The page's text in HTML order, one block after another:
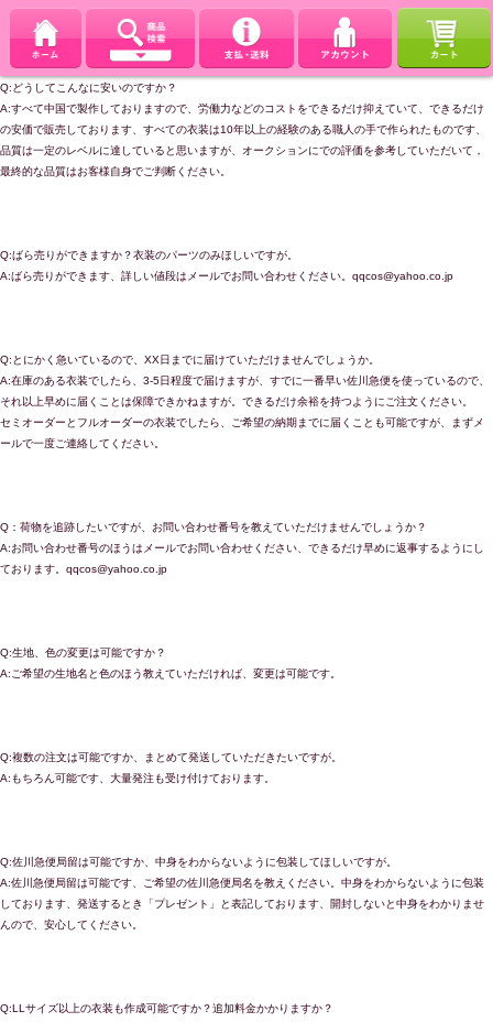
Q:どうしてこんなに安いのですか？
A:すべて中国で製作しておりますので、労働力などのコストをできるだけ抑えていて、できるだけ
の安価で販売しております、すべての衣装は10年以上の経験のある職人の手で作られたものです、
品質は一定のレベルに達していると思いますが、オークションにでの評価を参考していただいて，
最終的な品質はお客様自身でご判断ください。
Q:ばら売りができますか？衣装のパーツのみほしいですが。
A:ばら売りができます、詳しい値段はメールでお問い合わせください。qqcos@yahoo.co.jp
Q:とにかく急いているので、XX日までに届けていただけませんでしょうか。
A:在庫のある衣装でしたら、3-5日程度で届けますが、すでに一番早い佐川急便を使っているので、
それ以上早めに届くことは保障できかねますが。できるだけ余裕を持つようにご注文ください。
セミオーダーとフルオーダーの衣装でしたら、ご希望の納期までに届くことも可能ですが、まずメ
ールで一度ご連絡してください。
Q：荷物を追跡したいですが、お問い合わせ番号を教えていただけませんでしょうか？
A:お問い合わせ番号のほうはメールでお問い合わせください、できるだけ早めに返事するようにし
ております。qqcos@yahoo.co.jp
Q:生地、色の変更は可能ですか？
A:ご希望の生地名と色のほう教えていただければ、変更は可能です。
Q:複数の注文は可能ですか、まとめて発送していただきたいですが。
A:もちろん可能です、大量発注も受け付けております。
Q:佐川急便局留は可能ですか、中身をわからないように包装してほしいですが。
A:佐川急便局留は可能です、ご希望の佐川急便局名を教えください。中身をわからないように包装
しております、発送するとき「プレゼント」と表記しております、開封しないと中身をわかりませ
んので、安心してください。
Q:LLサイズ以上の衣装も作成可能ですか？追加料金かかりますか？